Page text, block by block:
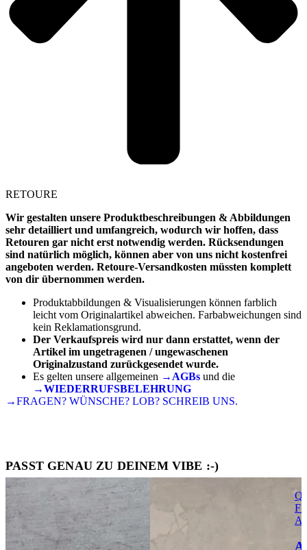
RETOURE
Wir gestalten unsere Produktbeschreibungen & Abbildungen
sehr detailliert und umfangreich, wodurch wir hoffen, dass
Retouren gar nicht erst notwendig werden. Rücksendungen
sind natürlich möglich, können aber von uns nicht kostenfrei
angeboten werden. Retoure-Versandkosten müssten komplett
von dir übernommen werden.
Produktabbildungen & Visualisierungen können farblich
leicht vom Originalartikel abweichen. Farbabweichungen sind
kein Reklamationsgrund.
Der Verkaufspreis wird nur dann erstattet, wenn der
Artikel im ungetragenen / ungewaschenen
Originalzustand zurückgesendet wurde.
Es gelten unsere allgemeinen →AGBs und die
→WIEDERRUFSBELEHRUNG
→FRAGEN? WÜNSCHE? LOB? SCHREIB UNS.
PASST GENAU ZU DEINEM VIBE :-)